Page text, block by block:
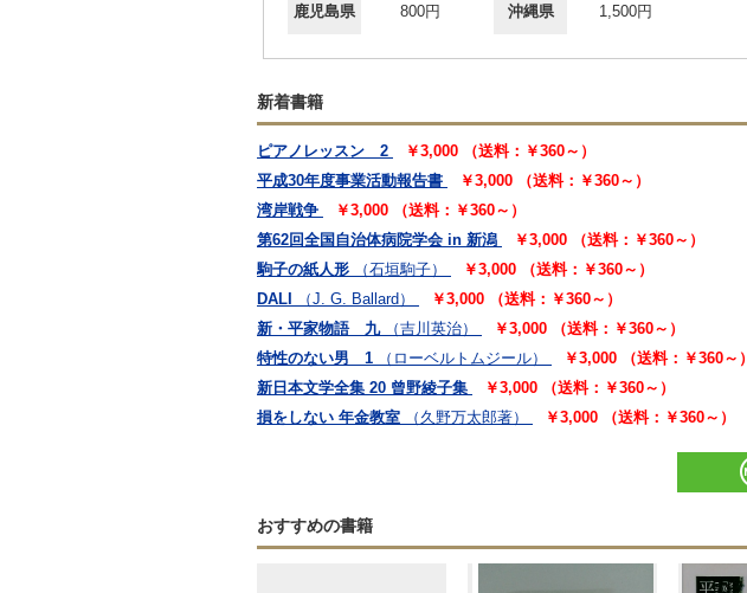
鹿児島県 800円 沖縄県 1,500円
新着書籍
ピアノレッスン 2
￥3,000 （送料：￥360～）
平成30年度事業活動報告書
￥3,000 （送料：￥360～）
湾岸戦争
￥3,000 （送料：￥360～）
第62回全国自治体病院学会 in 新潟
￥3,000 （送料：￥360～）
駒子の紙人形
（石垣駒子）
￥3,000 （送料：￥360～）
DALI
（J. G. Ballard）
￥3,000 （送料：￥360～）
新・平家物語 九
（吉川英治）
￥3,000 （送料：￥360～）
特性のない男 1
（ローベルトムジール）
￥3,000 （送料：￥360～）
新日本文学全集 20 曾野綾子集
￥3,000 （送料：￥360～）
損をしない 年金教室
（久野万太郎著） ￥3,000 （送料：￥360～）
おすすめの書籍